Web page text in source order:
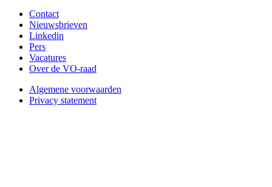
Contact
Nieuwsbrieven
Linkedin
Pers
Vacatures
Over de VO-raad
Algemene voorwaarden
Privacy statement